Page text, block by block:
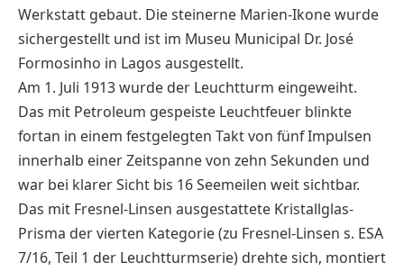
Werkstatt gebaut. Die steinerne Marien-Ikone wurde
sichergestellt und ist im Museu Municipal Dr. José
Formosinho in Lagos ausgestellt.
Am 1. Juli 1913 wurde der Leuchtturm eingeweiht.
Das mit Petroleum gespeiste Leuchtfeuer blinkte
fortan in einem festgelegten Takt von fünf Impulsen
innerhalb einer Zeitspanne von zehn Sekunden und
war bei klarer Sicht bis 16 Seemeilen weit sichtbar.
Das mit Fresnel-Linsen ausgestattete Kristallglas-
Prisma der vierten Kategorie (zu Fresnel-Linsen s. ESA
7/16, Teil 1 der Leuchtturmserie) drehte sich, montiert